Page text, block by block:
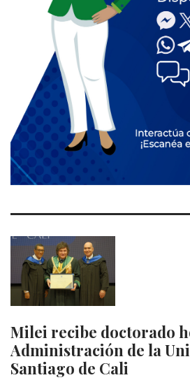
Milei recibe doctorado
Administración de la
Santiago de Cali